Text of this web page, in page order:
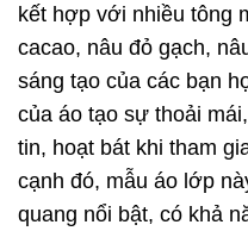
kết hợp với nhiều tông
cacao, nâu đỏ gạch,
sáng tạo của các bạn
của áo tạo sự thoải
tin, hoạt bát khi tham
cạnh đó, mẫu áo lớp
quang nổi bật, có khả